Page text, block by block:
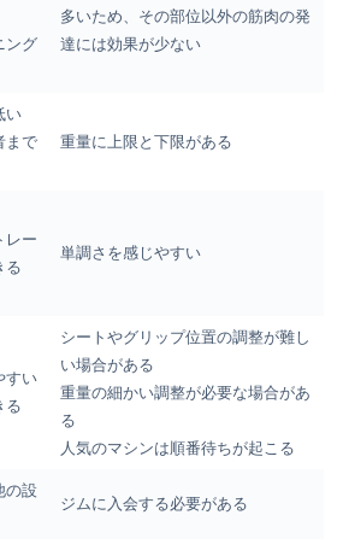
ング
多いため、その部位以外の筋肉の発
達には効果が少ない
い
まで
重量に上限と下限がある
レー
る
単調さを感じやすい
すい
る
シートやグリップ位置の調整が難し
い場合がある
重量の細かい調整が必要な場合があ
る
人気のマシンは順番待ちが起こる
の設
ジムに入会する必要がある